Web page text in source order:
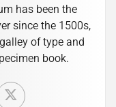
has been the
since the 1500s,
of type and
book.